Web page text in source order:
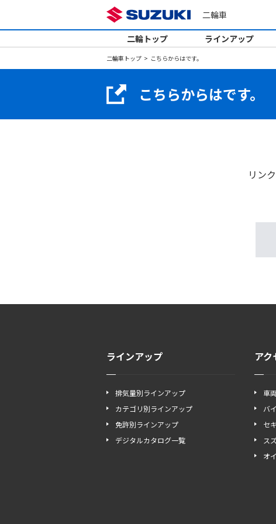
二輪車
二輪トップ ラインアップ
二輪車トップ こちらからはです。
こちらからはです。
リン
ラインアップ
排気量別ラインアップ
カテゴリ別ラインアップ
免許別ラインアップ
デジタルカタログ一覧
アク
車
バ
セ
ス
オ